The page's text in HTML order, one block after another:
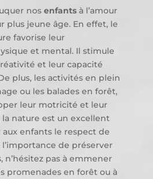
nos enfantsà l’amour
plus jeune âge. En effet, le
favorise leur
et mental. Il stimule
et leur capacité
plus, les activités en plein
ou les balades en forêt,
leur motricité et leur
nature est un excellent
aux enfants le respect de
de préserver
n’hésitez pas à emmener
promenades en forêt ou à